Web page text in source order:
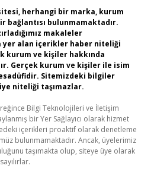
herhangi bir marka, kurum
bağlantısı bulunmamaktadır.
makaleler
yer alan içerikler haber niteliği
kurum ve kişiler hakkında
Gerçek kurum ve kişiler ile isim
Sitemizdeki bilgiler
niteliği taşımazlar.
Bilgi Teknolojileri ve İletişim
bir Yer Sağlayıcı olarak hizmet
içerikleri proaktif olarak denetleme
bulunmamaktadır. Ancak, üyelerimiz
taşımakta olup, siteye üye olarak